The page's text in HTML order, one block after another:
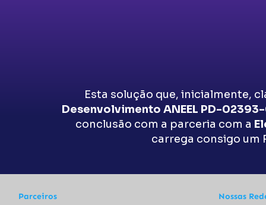
Esta solução que, inicialmente,
Desenvolvimento ANEEL PD-
conclusão com a parceria com a
carrega consigo um
Parceiros Nossas